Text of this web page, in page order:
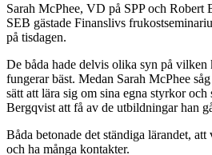
Sarah McPhee, VD på SPP och Robert
SEB gästade Finanslivs
på tisdagen.
De båda hade delvis olika syn på
fungerar bäst. Medan Sarah McPhee
sätt att lära sig om sina egna styrkor
Bergqvist att få av de utbildningar han
Båda betonade det ständiga lärandet, att
och ha många kontakter.